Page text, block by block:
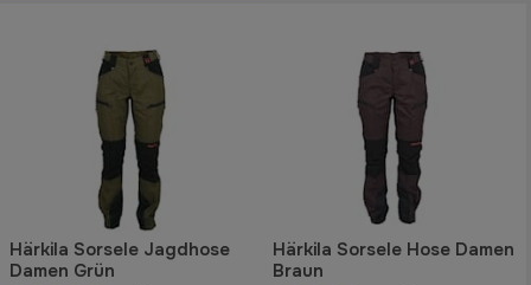
Härkila Sorsele Jagdhose
Damen Grün
Härkila Sorsele Hose Damen
Braun